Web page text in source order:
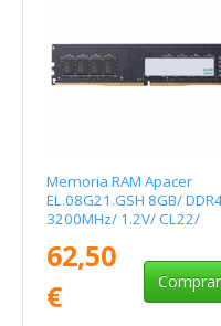
Memoria RAM Apacer
EL.08G21.GSH 8GB/
3200MHz/ 1.2V/ CL22/
62,50
€
Comprar